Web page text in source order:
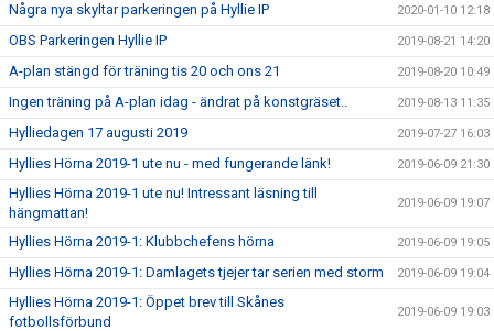
Några nya skyltar parkeringen på Hyllie IP 2020-01-10 12:18
OBS Parkeringen Hyllie IP 2019-08-21 14:20
A-plan stängd för träning tis 20 och ons 21 2019-08-20 10:49
Ingen träning på A-plan idag - ändrat på konstgräset.. 2019-08-13 11:35
Hylliedagen 17 augusti 2019 2019-07-27 16:03
Hyllies Hörna 2019-1 ute nu - med fungerande länk! 2019-06-09 21:30
Hyllies Hörna 2019-1 ute nu! Intressant läsning till
hängmattan!
2019-06-09 19:07
Hyllies Hörna 2019-1: Klubbchefens hörna 2019-06-09 19:05
Hyllies Hörna 2019-1: Damlagets tjejer tar serien med storm 2019-06-09 19:04
Hyllies Hörna 2019-1: Öppet brev till Skånes
fotbollsförbund
2019-06-09 19:03